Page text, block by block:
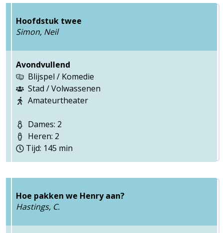
Hoofdstuk twee
Simon, Neil
Avondvullend
Blijspel / Komedie
Stad / Volwassenen
Amateurtheater
Dames: 2
Heren: 2
Tijd: 145 min
Hoe pakken we Henry aan?
Hastings, C.